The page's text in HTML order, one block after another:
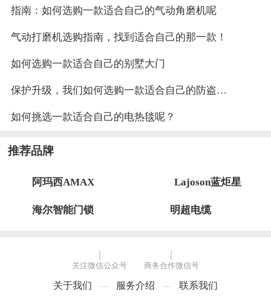
指南：如何选购一款适合自己的气动角磨机呢
气动打磨机选购指南，找到适合自己的那一款！
如何选购一款适合自己的别墅大门
保护升级，我们如何选购一款适合自己的防盗窗呢？
如何挑选一款适合自己的电热毯呢？
推荐品牌
阿玛西AMAX Lajoson蓝炬星
海尔智能门锁 明超电缆
关注微信公众号 商务合作微信号
关于我们 --- 服务介绍 --- 联系我们